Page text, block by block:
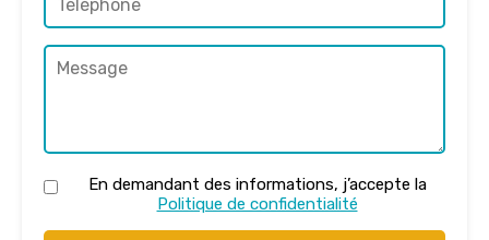
En demandant des informations, j’accepte la
Politique de confidentialité